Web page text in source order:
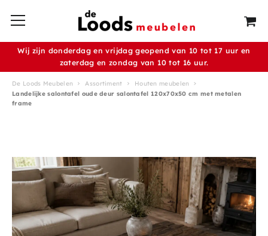
Wij zijn donderdag en vrijdag geopend van 10 tot 17 uur en
zaterdag en zondag van 10 tot 16 uur.
De Loods Meubelen Assortiment
Houten meubelen
Landelijke salontafel oude deur salontafel 120x70x50 cm met metalen
frame